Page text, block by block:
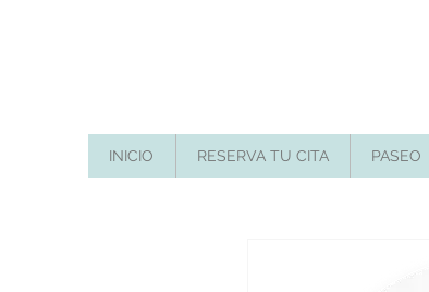
INICIO RESERVA TU CITA PASEO